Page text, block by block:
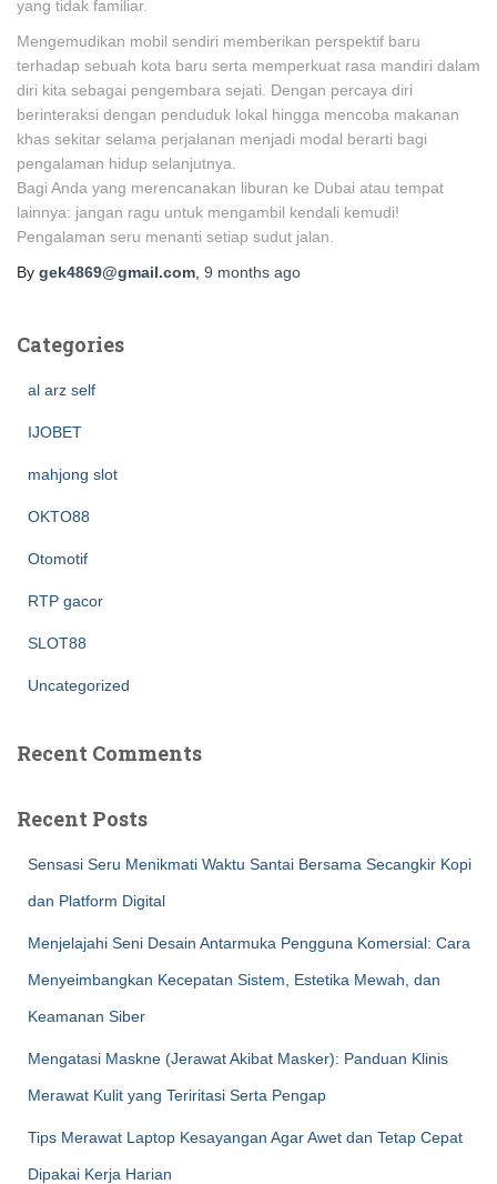
yang tidak familiar.
Mengemudikan mobil sendiri memberikan perspektif baru
terhadap sebuah kota baru serta memperkuat rasa mandiri dalam
diri kita sebagai pengembara sejati. Dengan percaya diri
berinteraksi dengan penduduk lokal hingga mencoba makanan
khas sekitar selama perjalanan menjadi modal berarti bagi
pengalaman hidup selanjutnya.
Bagi Anda yang merencanakan liburan ke Dubai atau tempat
lainnya: jangan ragu untuk mengambil kendali kemudi!
Pengalaman seru menanti setiap sudut jalan.
By gek4869@gmail.com 9 months ago
Categories
al arz self
IJOBET
mahjong slot
OKTO88
Otomotif
RTP gacor
SLOT88
Uncategorized
Recent Comments
Recent Posts
Sensasi Seru Menikmati Waktu Santai Bersama Secangkir Kopi
dan Platform Digital
Menjelajahi Seni Desain Antarmuka Pengguna Komersial: Cara
Menyeimbangkan Kecepatan Sistem, Estetika Mewah, dan
Keamanan Siber
Mengatasi Maskne (Jerawat Akibat Masker): Panduan Klinis
Merawat Kulit yang Teriritasi Serta Pengap
Tips Merawat Laptop Kesayangan Agar Awet dan Tetap Cepat
Dipakai Kerja Harian